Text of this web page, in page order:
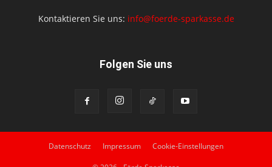
Kontaktieren Sie uns: info@foerde-sparkasse.de
Folgen Sie uns
Datenschutz Impressum Cookie-Einstellungen